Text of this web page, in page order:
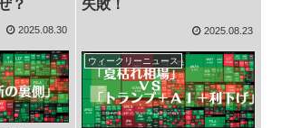
？
2025.08.30
失敗！
2025.08.23
ウィークリーニュース